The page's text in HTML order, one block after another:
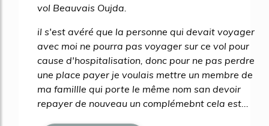
vol Beauvais Oujda.
il s'est avéré que la personne qui devait voyager
avec moi ne pourra pas voyager sur ce vol pour
cause d'hospitalisation, donc pour ne pas perdre
une place payer je voulais mettre un membre de
ma famillle qui porte le même nom san devoir
repayer de nouveau un complémebnt cela est...